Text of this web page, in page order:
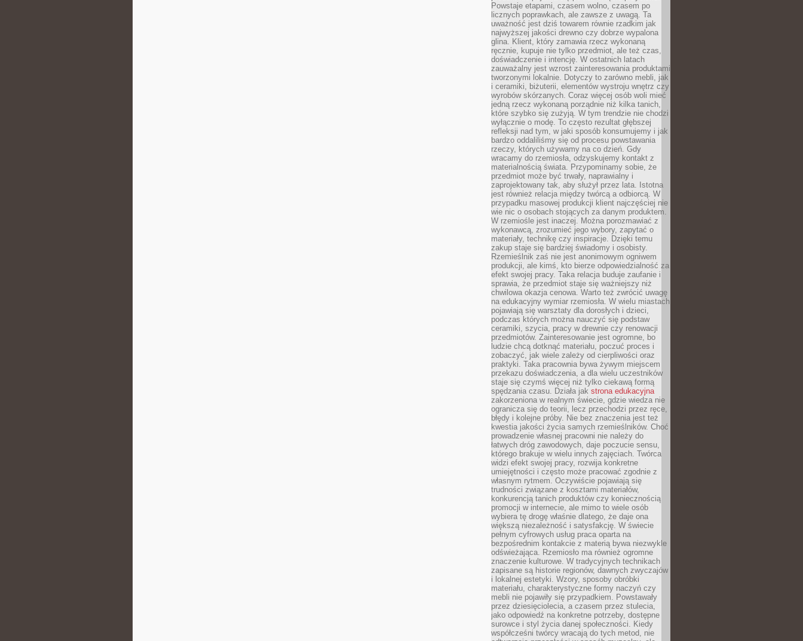
Powstaje etapami, czasem wolno, czasem po
licznych poprawkach, ale zawsze z uwagą. Ta
uważność jest dziś towarem równie rzadkim jak
najwyższej jakości drewno czy dobrze wypalona
glina. Klient, który zamawia rzecz wykonaną
ręcznie, kupuje nie tylko przedmiot, ale też czas,
doświadczenie i intencję. W ostatnich latach
zauważalny jest wzrost zainteresowania produktami
tworzonymi lokalnie. Dotyczy to zarówno mebli, jak
i ceramiki, biżuterii, elementów wystroju wnętrz czy
wyrobów skórzanych. Coraz więcej osób woli mieć
jedną rzecz wykonaną porządnie niż kilka tanich,
które szybko się zużyją. W tym trendzie nie chodzi
wyłącznie o modę. To często rezultat głębszej
refleksji nad tym, w jaki sposób konsumujemy i jak
bardzo oddaliliśmy się od procesu powstawania
rzeczy, których używamy na co dzień. Gdy
wracamy do rzemiosła, odzyskujemy kontakt z
materialnością świata. Przypominamy sobie, że
przedmiot może być trwały, naprawialny i
zaprojektowany tak, aby służył przez lata. Istotna
jest również relacja między twórcą a odbiorcą. W
przypadku masowej produkcji klient najczęściej nie
wie nic o osobach stojących za danym produktem.
W rzemiośle jest inaczej. Można porozmawiać z
wykonawcą, zrozumieć jego wybory, zapytać o
materiały, technikę czy inspiracje. Dzięki temu
zakup staje się bardziej świadomy i osobisty.
Rzemieślnik zaś nie jest anonimowym ogniwem
produkcji, ale kimś, kto bierze odpowiedzialność za
efekt swojej pracy. Taka relacja buduje zaufanie i
sprawia, że przedmiot staje się ważniejszy niż
chwilowa okazja cenowa. Warto też zwrócić uwagę
na edukacyjny wymiar rzemiosła. W wielu miastach
pojawiają się warsztaty dla dorosłych i dzieci,
podczas których można nauczyć się podstaw
ceramiki, szycia, pracy w drewnie czy renowacji
przedmiotów. Zainteresowanie jest ogromne, bo
ludzie chcą dotknąć materiału, poczuć proces i
zobaczyć, jak wiele zależy od cierpliwości oraz
praktyki. Taka pracownia bywa żywym miejscem
przekazu doświadczenia, a dla wielu uczestników
staje się czymś więcej niż tylko ciekawą formą
spędzania czasu. Działa jak strona edukacyjna
zakorzeniona w realnym świecie, gdzie wiedza nie
ogranicza się do teorii, lecz przechodzi przez ręce,
błędy i kolejne próby. Nie bez znaczenia jest też
kwestia jakości życia samych rzemieślników. Choć
prowadzenie własnej pracowni nie należy do
łatwych dróg zawodowych, daje poczucie sensu,
którego brakuje w wielu innych zajęciach. Twórca
widzi efekt swojej pracy, rozwija konkretne
umiejętności i często może pracować zgodnie z
własnym rytmem. Oczywiście pojawiają się
trudności związane z kosztami materiałów,
konkurencją tanich produktów czy koniecznością
promocji w internecie, ale mimo to wiele osób
wybiera tę drogę właśnie dlatego, że daje ona
większą niezależność i satysfakcję. W świecie
pełnym cyfrowych usług praca oparta na
bezpośrednim kontakcie z materią bywa niezwykle
odświeżająca. Rzemiosło ma również ogromne
znaczenie kulturowe. W tradycyjnych technikach
zapisane są historie regionów, dawnych zwyczajów
i lokalnej estetyki. Wzory, sposoby obróbki
materiału, charakterystyczne formy naczyń czy
mebli nie pojawiły się przypadkiem. Powstawały
przez dziesięciolecia, a czasem przez stulecia,
jako odpowiedź na konkretne potrzeby, dostępne
surowce i styl życia danej społeczności. Kiedy
współcześni twórcy wracają do tych metod, nie